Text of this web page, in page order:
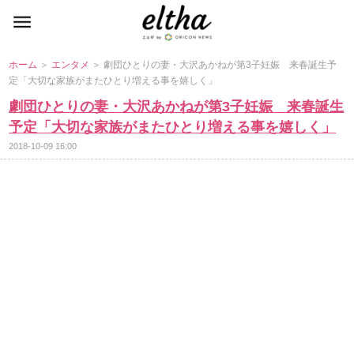
ホーム ＞ エンタメ ＞ 劇団ひとりの妻・大沢あかねが第3子妊娠 来春誕生予
定「大切な家族がまたひとり増える事を嬉しく」
劇団ひとりの妻・大沢あかねが第3子妊娠 来春誕生
予定「大切な家族がまたひとり増える事を嬉しく」
2018-10-09 16:00